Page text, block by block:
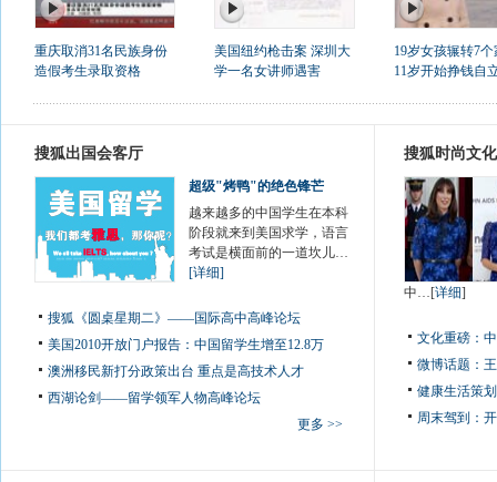
重庆取消31名民族身份
造假考生录取资格
美国纽约枪击案 深圳大
学一名女讲师遇害
19岁女孩辗转7个
11岁开始挣钱自
搜狐出国会客厅
超级"烤鸭"的绝色锋芒
越来越多的中国学生在本科
阶段就来到美国求学，语言
考试是横面前的一道坎儿…
[详细]
搜狐《圆桌星期二》——国际高中高峰论坛
美国2010开放门户报告：中国留学生增至12.8万
澳洲移民新打分政策出台 重点是高技术人才
西湖论剑——留学领军人物高峰论坛
更多 >>
搜狐时尚文
中…[详细]
文化重磅：
微博话题：
健康生活策
周末驾到：